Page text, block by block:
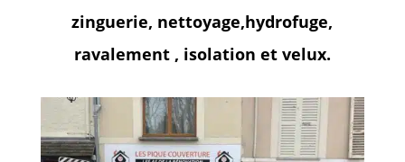
zinguerie, nettoyage,hydrofuge,
ravalement , isolation et velux.